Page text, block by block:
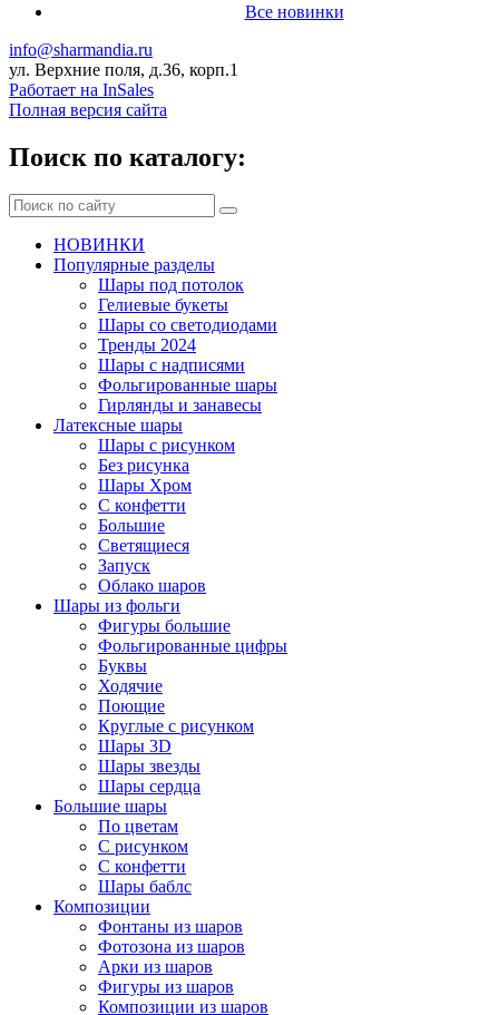
Все новинки
info@sharmandia.ru
ул. Верхние поля, д.36, корп.1
Работает на InSales
Полная версия сайта
Поиск по каталогу:
НОВИНКИ
Популярные разделы
Шары под потолок
Гелиевые букеты
Шары со светодиодами
Тренды 2024
Шары с надписями
Фольгированные шары
Гирлянды и занавесы
Латексные шары
Шары с рисунком
Без рисунка
Шары Хром
C конфетти
Большие
Светящиеся
Запуск
Облако шаров
Шары из фольги
Фигуры большие
Фольгированные цифры
Буквы
Ходячие
Поющие
Круглые с рисунком
Шары 3D
Шары звезды
Шары сердца
Большие шары
По цветам
С рисунком
С конфетти
Шары баблс
Композиции
Фонтаны из шаров
Фотозона из шаров
Арки из шаров
Фигуры из шаров
Композиции из шаров